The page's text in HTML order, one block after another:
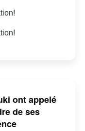
ont appelé
de ses